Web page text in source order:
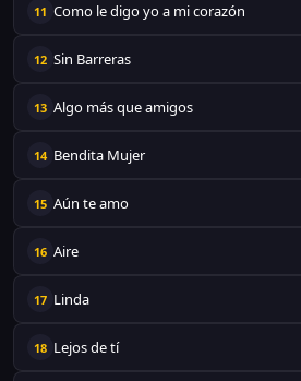
11 Como le digo yo a mi corazón
12 Sin Barreras
13 Algo más que amigos
14 Bendita Mujer
15 Aún te amo
16 Aire
17 Linda
18 Lejos de tí